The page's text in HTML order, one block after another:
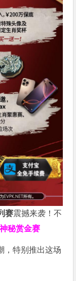
赛震撼来袭！不
秘赏金赛
，特别推出这场